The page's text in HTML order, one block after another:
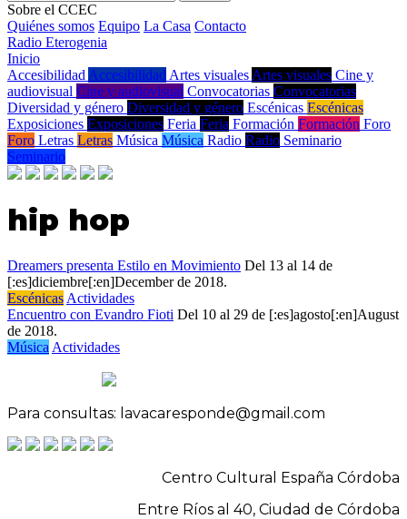
Sobre el CCEC
Quiénes somos Equipo La Casa Contacto
Radio Eterogenia
Inicio
Accesibilidad Accesibilidad Artes visuales Artes visuales Cine y
audiovisual Cine y audiovisual Convocatorias Convocatorias
Diversidad y género Diversidad y género Escénicas Escénicas
Exposiciones Exposiciones Feria Feria Formación Formación Foro
Foro Letras Letras Música Música Radio Radio Seminario
Seminario
hip hop
Dreamers presenta Estilo en Movimiento Del 13 al 14 de
[:es]diciembre[:en]December de 2018.
Escénicas Actividades
Encuentro con Evandro Fioti Del 10 al 29 de [:es]agosto[:en]August
de 2018.
Música Actividades
Para consultas: lavacaresponde@gmail.com
Centro Cultural España Córdoba
Entre Ríos al 40, Ciudad de Córdoba